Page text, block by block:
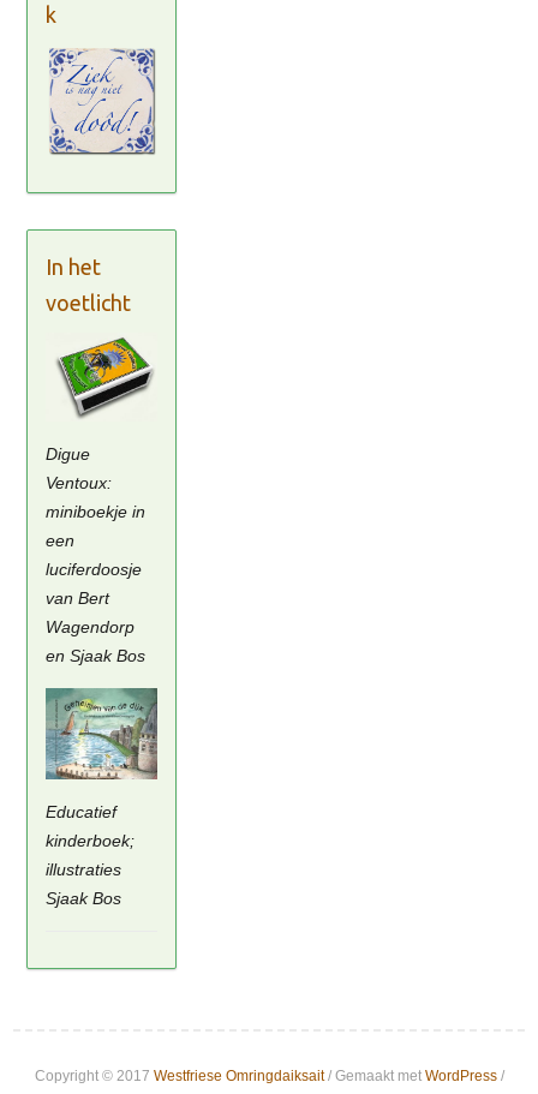
k
In het
voetlicht
Digue
Ventoux:
miniboekje in
een
luciferdoosje
van Bert
Wagendorp
en Sjaak Bos
Educatief
kinderboek;
illustraties
Sjaak Bos
Copyright © 2017 Westfriese Omringdaiksait/ Gemaakt met WordPress/